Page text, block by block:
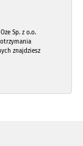
Sp. z o.o.
znajdziesz